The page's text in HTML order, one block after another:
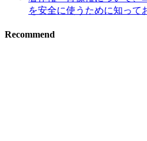
を安全に使うために知って
Recommend